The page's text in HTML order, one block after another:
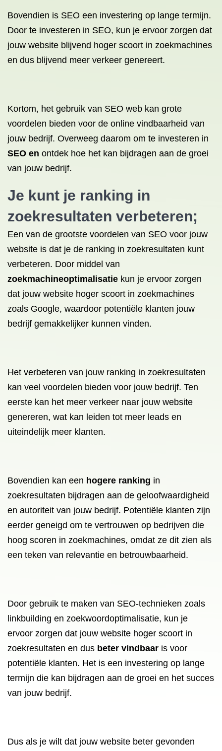
Bovendien is SEO een investering op lange termijn.
Door te investeren in SEO, kun je ervoor zorgen dat
jouw website blijvend hoger scoort in zoekmachines
en dus blijvend meer verkeer genereert.
Kortom, het gebruik van SEO web kan grote
voordelen bieden voor de online vindbaarheid van
jouw bedrijf. Overweeg daarom om te investeren in
SEO en ontdek hoe het kan bijdragen aan de groei
van jouw bedrijf.
Je kunt je ranking in
zoekresultaten verbeteren;
Een van de grootste voordelen van SEO voor jouw
website is dat je de ranking in zoekresultaten kunt
verbeteren. Door middel van
zoekmachineoptimalisatie kun je ervoor zorgen
dat jouw website hoger scoort in zoekmachines
zoals Google, waardoor potentiële klanten jouw
bedrijf gemakkelijker kunnen vinden.
Het verbeteren van jouw ranking in zoekresultaten
kan veel voordelen bieden voor jouw bedrijf. Ten
eerste kan het meer verkeer naar jouw website
genereren, wat kan leiden tot meer leads en
uiteindelijk meer klanten.
Bovendien kan een hogere ranking in
zoekresultaten bijdragen aan de geloofwaardigheid
en autoriteit van jouw bedrijf. Potentiële klanten zijn
eerder geneigd om te vertrouwen op bedrijven die
hoog scoren in zoekmachines, omdat ze dit zien als
een teken van relevantie en betrouwbaarheid.
Door gebruik te maken van SEO-technieken zoals
linkbuilding en zoekwoordoptimalisatie, kun je
ervoor zorgen dat jouw website hoger scoort in
zoekresultaten en dus beter vindbaar is voor
potentiële klanten. Het is een investering op lange
termijn die kan bijdragen aan de groei en het succes
van jouw bedrijf.
Dus als je wilt dat jouw website beter gevonden